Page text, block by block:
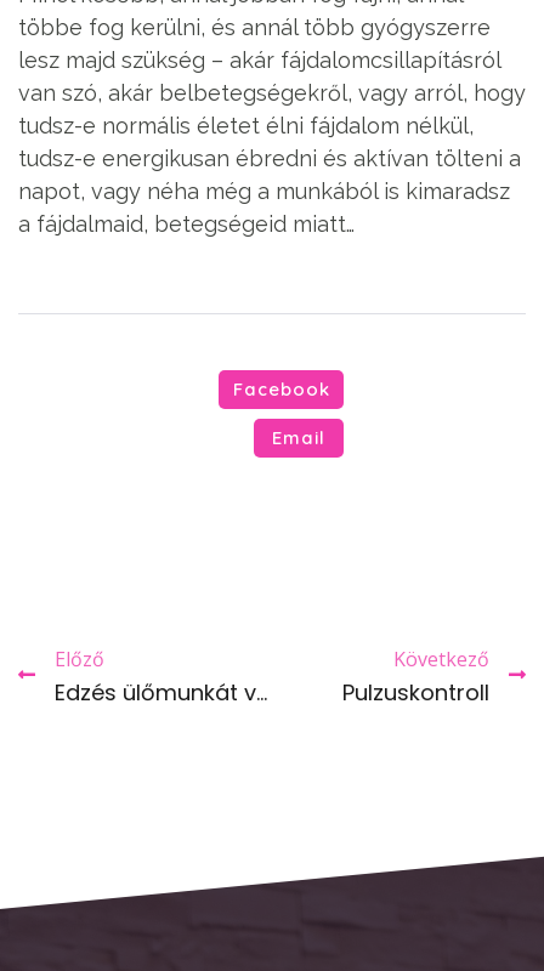
többe fog kerülni, és annál több gyógyszerre
lesz majd szükség – akár fájdalomcsillapításról
van szó, akár belbetegségekről, vagy arról, hogy
tudsz-e normális életet élni fájdalom nélkül,
tudsz-e energikusan ébredni és aktívan tölteni a
napot, vagy néha még a munkából is kimaradsz
a fájdalmaid, betegségeid miatt…
Facebook
Email
Előző
Edzés ülőmunkát végzőknek
Következő
Pulzuskontroll